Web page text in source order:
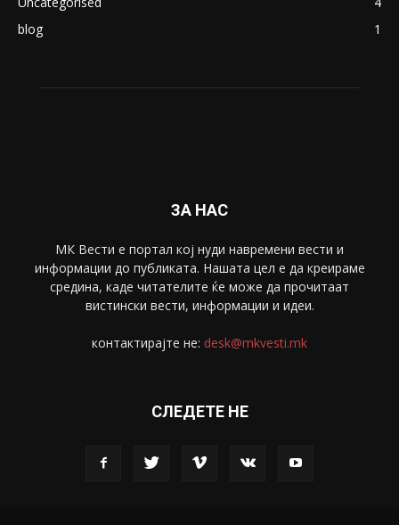
blog
1
ЗА НАС
МК Вести е портал коj нуди навремени вести и
информации до публиката. Нашата цел е да креираме
средина, каде читателите ќе може да прочитаат
вистински вести, информации и идеи.
контактирајте не: desk@mkvesti.mk
СЛЕДЕТЕ НЕ